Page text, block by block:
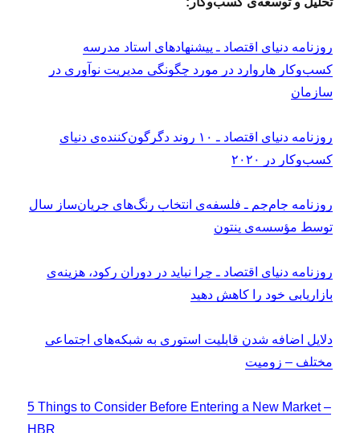
روزنامه دنیای اقتصاد ـ پیشنهادهای استاد مدرسه
کسب‌وکار هاروارد در مورد چگونگی مدیریت نوآوری در
سازمان
روزنامه دنیای اقتصاد ـ ۱۰ روند دگرگون‌کننده‌ی دنیای
کسب‌و‌کار در ۲۰۲۰
روزنامه جام‌جم ـ فلسفه‌ی انتخاب رنگ‌های جریان‌ساز سال
توسط مؤسسه‌ی پنتون
روزنامه دنیای اقتصاد ـ چرا نباید در دوران رکود، هزینه‌ی
بازاریابی خود را کاهش دهید
دلایل اضافه شدن قابلیت استوری به شبکه‌های اجتماعی
مختلف – زومیت
5 Things to Consider Before Entering a New Market –
HBR